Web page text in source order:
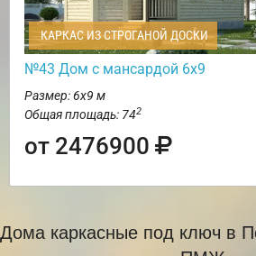
КАРКАС ИЗ СТРОГАНОЙ ДОСКИ
№43 Дом с мансардой 6х9
Размер: 6х9 м
Общая площадь: 742
от 2476900
Дома каркасные под ключ в